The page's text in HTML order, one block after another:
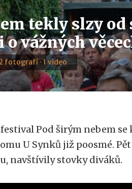
tekly slzy od
o vážných
fotografí · 1 video
Pod širým nebem se
U Synků již poosmé.
navštívily stovky diváků.